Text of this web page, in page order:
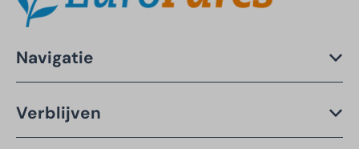
Navigatie
Verblijven